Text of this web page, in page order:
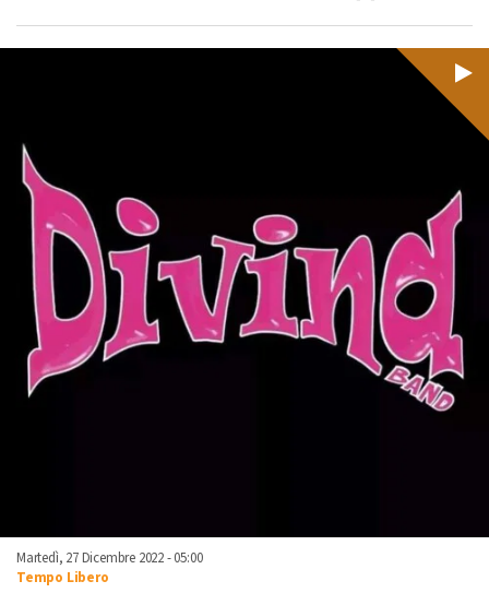
Martedì, 27 Dicembre 2022 - 05:00
Tempo Libero